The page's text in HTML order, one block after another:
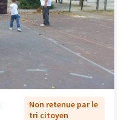
Non retenue par le
tri citoyen